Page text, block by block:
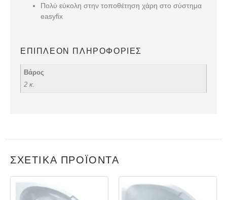
Πολύ εύκολη στην τοποθέτηση χάρη στο σύστημα
easyfix
ΕΠΙΠΛΈΟΝ ΠΛΗΡΟΦΟΡΊΕΣ
Βάρος
2 κ.
ΣΧΕΤΙΚΆ ΠΡΟΪΌΝΤΑ